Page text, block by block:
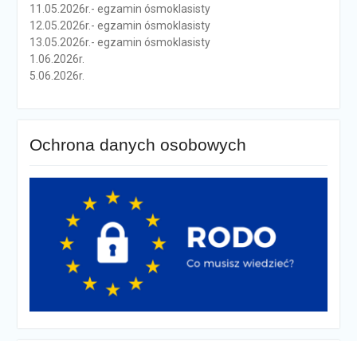
11.05.2026r.- egzamin ósmoklasisty
12.05.2026r.- egzamin ósmoklasisty
13.05.2026r.- egzamin ósmoklasisty
1.06.2026r.
5.06.2026r.
Ochrona danych osobowych